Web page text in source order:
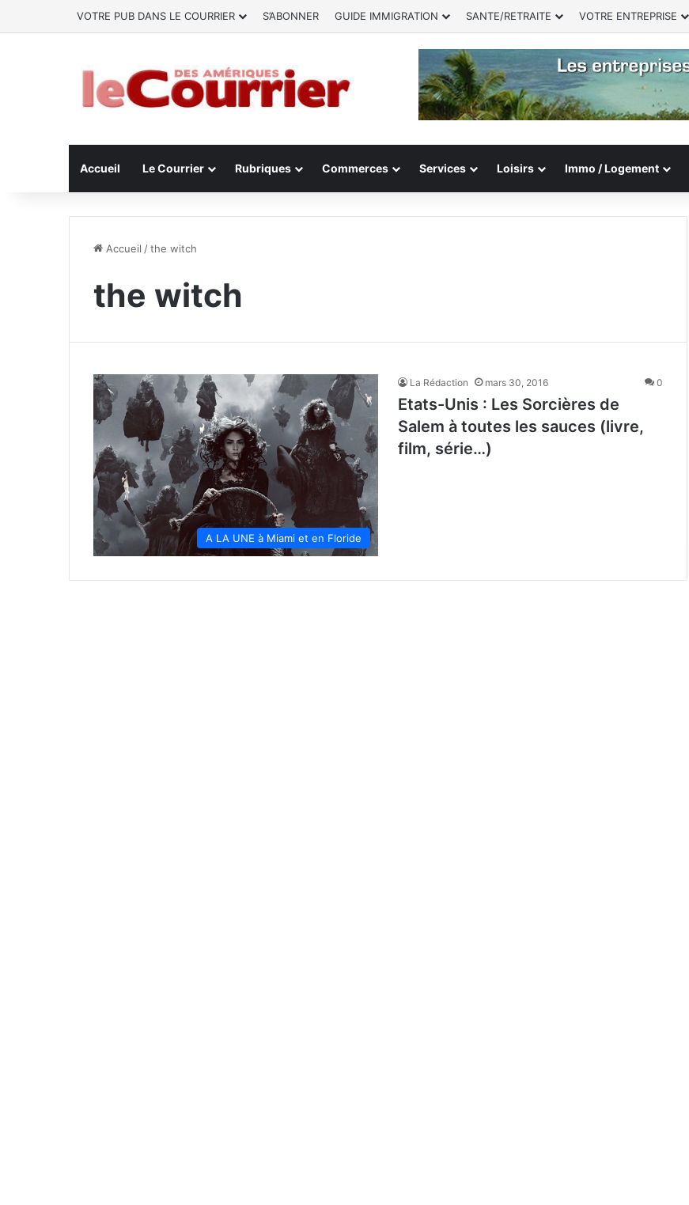
VOTRE PUB DANS LE COURRIER S’ABONNER GUIDE IMMIGRATION SANTE/RETRAITE VOTRE ENTREPRISE
Accueil Le Courrier Rubriques Commerces Services Loisirs Immo / Logement
Accueil /the witch
the witch
A LA UNE à Miami et en Floride
La Rédaction mars 30, 2016 0
Etats-Unis : Les Sorcières de
Salem à toutes les sauces (livre,
film, série…)